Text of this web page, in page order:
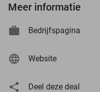
Meer informatie
Bedrijfspagina
Website
Deel deze deal